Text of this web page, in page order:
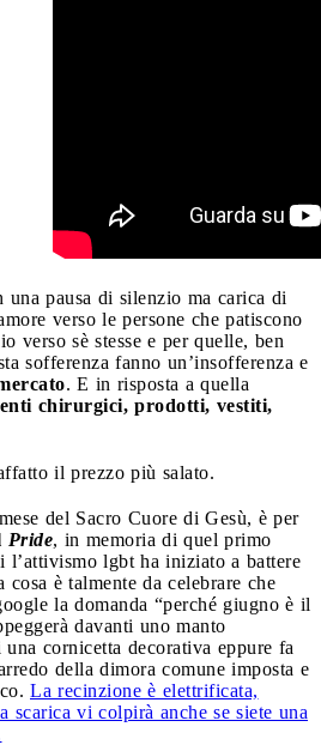
pausa di silenzio ma carica di
verso le persone che patiscono
verso sè stesse e per quelle, ben
sofferenza fanno un’insofferenza e
. E in risposta a quella
chirurgici, prodotti, vestiti,
il prezzo più salato.
del Sacro Cuore di Gesù, è per
Pride, in memoria di quel primo
lgbt ha iniziato a battere
è talmente da celebrare che
la domanda “perché giugno è il
davanti uno manto
cornicetta decorativa eppure fa
della dimora comune imposta e
La recinzione è elettrificata,
scarica vi colpirà anche se siete una